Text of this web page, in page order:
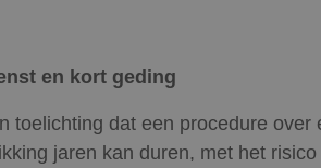
en kort geding
toelichting dat een procedure over
jaren kan duren, met het risico